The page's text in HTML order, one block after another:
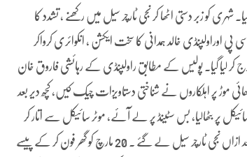
کو زبر دستی اٹھا کر نجی ٹارچر سیل میں رکھنے ، تشدد کا
اوراولپنڈی خالد ہمدانی کا سخت ایکشن ، انکوائری کرواکر
لیا گیا۔ پولیس کے مطابق راولپنڈی کے رہائشی فاروق خان
کو درخواست دیتے ہوئے موقف اختیار کیا کہ 19 مارچ کو پیرودھائی موڑ پر اہلکاروں نے شناختی دستاویزات چیک کیں، کچھ دیر بعد
پر بٹھالیا، بس سٹینڈ پر لے آئے، موٹر سائیکل سے اتار کر
ایک کار میں بٹھا کر راجہ بازار روڈ پر ایک گھنٹہ تک گھماتے ، پیسوں کی ڈیمانڈ کرتے رہے ، بعد ازاں نجی ٹارچر سیل لے گئے ۔ 20 مارچ کو گھر فون کر کے پیسے